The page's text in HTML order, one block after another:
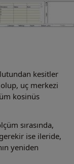
kesitler
uç merkezi
kosinüs
sırasında,
ise ileride,
yeniden